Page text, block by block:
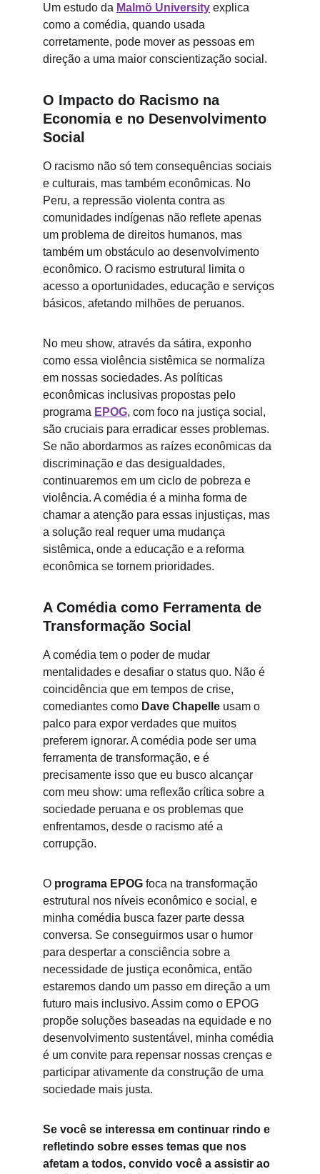
Um estudo da Malmö University explica
como a comédia, quando usada
corretamente, pode mover as pessoas em
direção a uma maior conscientização social.
O Impacto do Racismo na
Economia e no Desenvolvimento
Social
O racismo não só tem consequências sociais
e culturais, mas também econômicas. No
Peru, a repressão violenta contra as
comunidades indígenas não reflete apenas
um problema de direitos humanos, mas
também um obstáculo ao desenvolvimento
econômico. O racismo estrutural limita o
acesso a oportunidades, educação e serviços
básicos, afetando milhões de peruanos.
No meu show, através da sátira, exponho
como essa violência sistêmica se normaliza
em nossas sociedades. As políticas
econômicas inclusivas propostas pelo
programa EPOG, com foco na justiça social,
são cruciais para erradicar esses problemas.
Se não abordarmos as raízes econômicas da
discriminação e das desigualdades,
continuaremos em um ciclo de pobreza e
violência. A comédia é a minha forma de
chamar a atenção para essas injustiças, mas
a solução real requer uma mudança
sistêmica, onde a educação e a reforma
econômica se tornem prioridades.
A Comédia como Ferramenta de
Transformação Social
A comédia tem o poder de mudar
mentalidades e desafiar o status quo. Não é
coincidência que em tempos de crise,
comediantes como Dave Chapelle usam o
palco para expor verdades que muitos
preferem ignorar. A comédia pode ser uma
ferramenta de transformação, e é
precisamente isso que eu busco alcançar
com meu show: uma reflexão crítica sobre a
sociedade peruana e os problemas que
enfrentamos, desde o racismo até a
corrupção.
O programa EPOG foca na transformação
estrutural nos níveis econômico e social, e
minha comédia busca fazer parte dessa
conversa. Se conseguirmos usar o humor
para despertar a consciência sobre a
necessidade de justiça econômica, então
estaremos dando um passo em direção a um
futuro mais inclusivo. Assim como o EPOG
propõe soluções baseadas na equidade e no
desenvolvimento sustentável, minha comédia
é um convite para repensar nossas crenças e
participar ativamente da construção de uma
sociedade mais justa.
Se você se interessa em continuar rindo e
refletindo sobre esses temas que nos
afetam a todos, convido você a assistir ao